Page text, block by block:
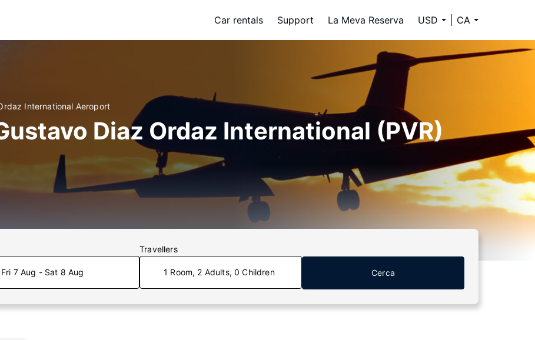
Car rentals Support La Meva Reserva USD CA
International Aeroport
Diaz Ordaz International (PVR)
Fri 7 Aug - Sat 8 Aug
Travellers
1 Room, 2 Adults, 0 Children Cerca